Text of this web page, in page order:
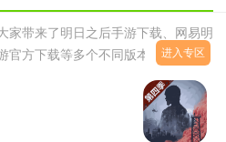
家带来了明日之后手游下载、网易明
官方下载等多个不同版本地下载地
末日生存手游，游戏拥有电影级别的
进入专区